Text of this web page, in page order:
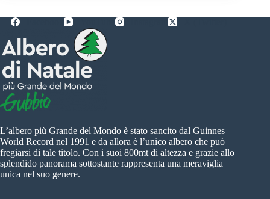
Facebook
L’albero più Grande del Mondo è stato sancito dal Guinnes
World Record nel 1991 e da allora è l’unico albero che può
fregiarsi di tale titolo. Con i suoi 800mt di altezza e grazie allo
splendido panorama sottostante rappresenta una meraviglia
unica nel suo genere.